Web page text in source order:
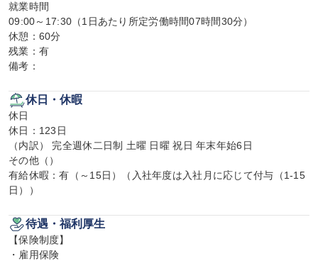
就業時間
09:00～17:30（1日あたり所定労働時間07時間30分）
休憩：60分
残業：有
備考：
休日・休暇
休日
休日：123日
（内訳） 完全週休二日制 土曜 日曜 祝日 年末年始6日
その他（）
有給休暇：有（～15日）（入社年度は入社月に応じて付与（1-15
日））
待遇・福利厚生
【保険制度】
・雇用保険